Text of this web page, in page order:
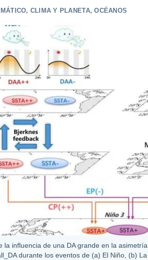
, CLIMA Y PLANETA,OCÉANOS
la influencia de una DA grande en la
durante los eventos de (a) El Niño, (b)